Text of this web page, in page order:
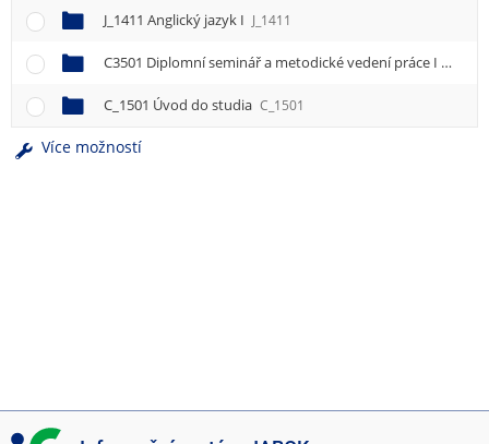
J_1411 Anglický jazyk I J_1411
C3501 Diplomní seminář a metodické vedení práce IC3501
C_1501 Úvod do studia C_1501
Více možností
I